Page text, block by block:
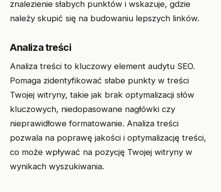
znalezienie słabych punktów i wskazuje, gdzie
należy skupić się na budowaniu lepszych linków.
Analiza treści
Analiza treści to kluczowy element audytu SEO.
Pomaga zidentyfikować słabe punkty w treści
Twojej witryny, takie jak brak optymalizacji słów
kluczowych, niedopasowane nagłówki czy
nieprawidłowe formatowanie. Analiza treści
pozwala na poprawę jakości i optymalizację treści,
co może wpływać na pozycję Twojej witryny w
wynikach wyszukiwania.